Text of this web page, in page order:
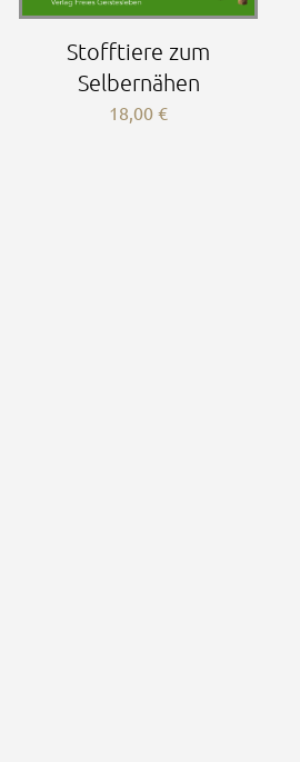
Stofftiere zum
Selbernähen
18,00€